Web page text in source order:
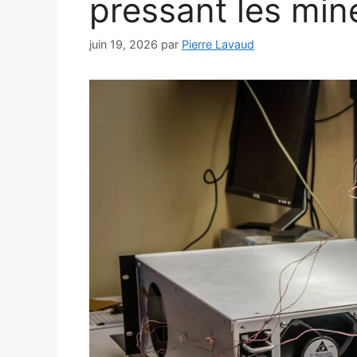
pressant les
juin 19, 2026 par Pierre Lavaud